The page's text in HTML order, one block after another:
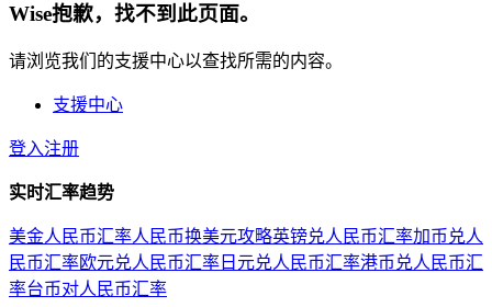
Wise抱歉，找不到此页面。
请浏览我们的支援中心以查找所需的内容。
支援中心
登入注册
实时汇率趋势
美金人民币汇率人民币换美元攻略英镑兑人民币汇率加币兑人
民币汇率欧元兑人民币汇率 日元兑人民币汇率港币兑人民币汇
率台币对人民币汇率